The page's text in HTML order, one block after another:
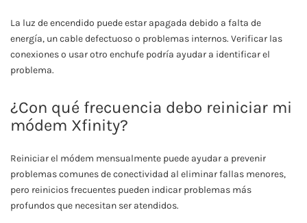
La luz de encendido puede estar apagada debido a falta de
energía, un cable defectuoso o problemas internos. Verificar las
conexiones o usar otro enchufe podría ayudar a identificar el
problema.
¿Con qué frecuencia debo reiniciar mi
módem Xfinity?
Reiniciar el módem mensualmente puede ayudar a prevenir
problemas comunes de conectividad al eliminar fallas menores,
pero reinicios frecuentes pueden indicar problemas más
profundos que necesitan ser atendidos.